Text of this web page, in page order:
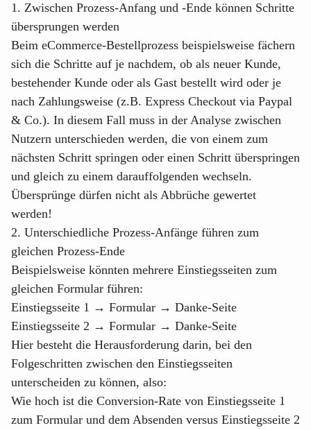
1. Zwischen Prozess-Anfang und -Ende können Schritte
übersprungen werden
Beim eCommerce-Bestellprozess beispielsweise fächern
sich die Schritte auf je nachdem, ob als neuer Kunde,
bestehender Kunde oder als Gast bestellt wird oder je
nach Zahlungsweise (z.B. Express Checkout via Paypal
& Co.). In diesem Fall muss in der Analyse zwischen
Nutzern unterschieden werden, die von einem zum
nächsten Schritt springen oder einen Schritt überspringen
und gleich zu einem darauffolgenden wechseln.
Übersprünge dürfen nicht als Abbrüche gewertet
werden!
2. Unterschiedliche Prozess-Anfänge führen zum
gleichen Prozess-Ende
Beispielsweise könnten mehrere Einstiegsseiten zum
gleichen Formular führen:
Einstiegsseite 1 → Formular → Danke-Seite
Einstiegsseite 2 → Formular → Danke-Seite
Hier besteht die Herausforderung darin, bei den
Folgeschritten zwischen den Einstiegsseiten
unterscheiden zu können, also:
Wie hoch ist die Conversion-Rate von Einstiegsseite 1
zum Formular und dem Absenden versus Einstiegsseite 2